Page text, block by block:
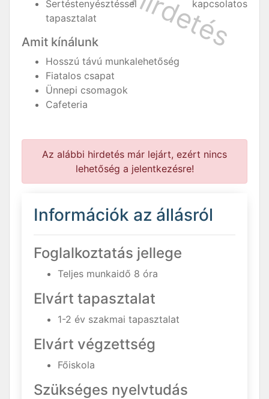
Sertéstenyésztéssel kapcsolatos
tapasztalat
Amit kínálunk
Hosszú távú munkalehetőség
Fiatalos csapat
Ünnepi csomagok
Cafeteria
Az alábbi hirdetés már lejárt, ezért nincs
lehetőség a jelentkezésre!
Információk az állásról
Foglalkoztatás jellege
Teljes munkaidő 8 óra
Elvárt tapasztalat
1-2 év szakmai tapasztalat
Elvárt végzettség
Főiskola
Szükséges nyelvtudás